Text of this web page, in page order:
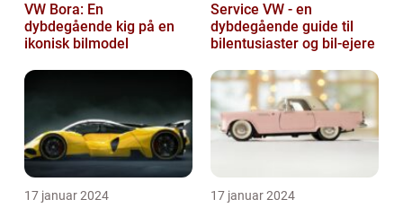
VW Bora: En
dybdegående kig på en
ikonisk bilmodel
Service VW - en
dybdegående guide til
bilentusiaster og bil-ejere
17 januar 2024 17 januar 2024